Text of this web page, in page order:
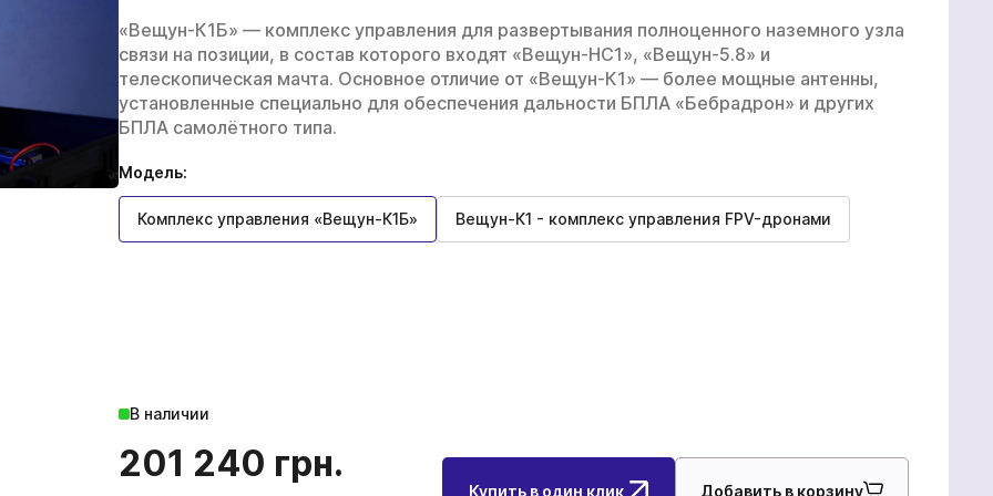
Прочие технические средства БпАК
Академия
«Вещун-К1Б» — комплекс управления для развертывания полноценного наземного узла
связи на позиции, в состав которого входят «Вещун-НС1», «Вещун-5.8» и
телескопическая мачта. Основное отличие от «Вещун-К1» — более мощные антенны,
установленные специально для обеспечения дальности БПЛА «Бебрадрон» и других
БПЛА самолётного типа.
Модель:
Комплекс управления «Вещун-К1Б» Вещун-К1 - комплекс управления FPV-дронами
В наличии
201 240 грн.
Купить в один клик Добавить в корзину